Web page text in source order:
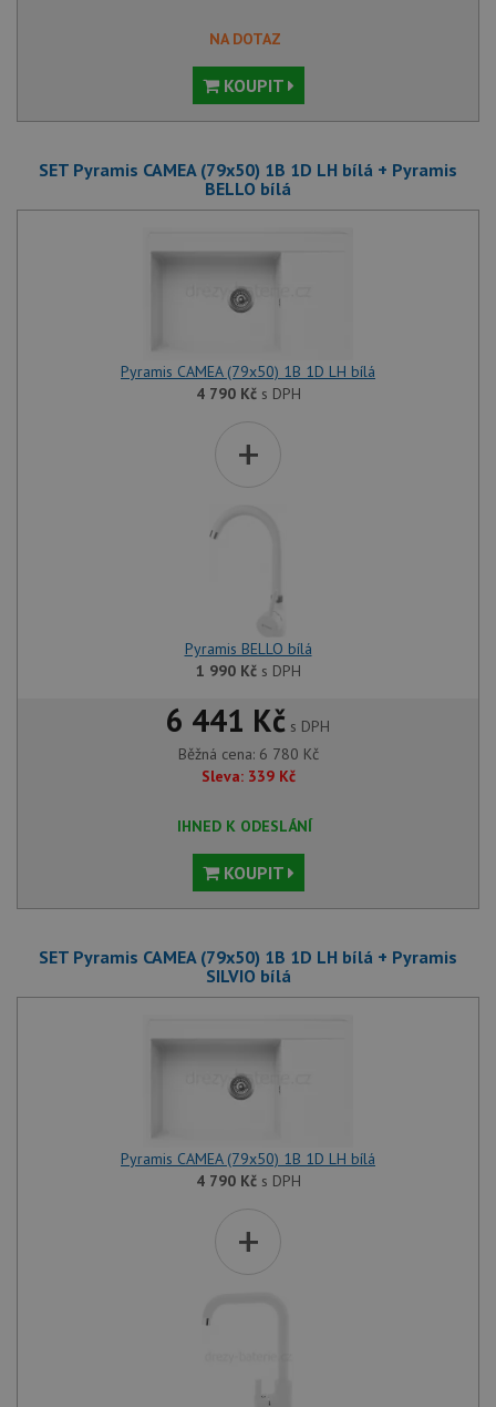
NA DOTAZ
KOUPIT
SET Pyramis CAMEA (79x50) 1B 1D LH bílá + Pyramis
BELLO bílá
Pyramis CAMEA (79x50) 1B 1D LH bílá
4 790 Kčs DPH
+
Pyramis BELLO bílá
1 990 Kčs DPH
6 441 Kč s DPH
Běžná cena: 6 780 Kč
Sleva: 339 Kč
IHNED K ODESLÁNÍ
KOUPIT
SET Pyramis CAMEA (79x50) 1B 1D LH bílá + Pyramis
SILVIO bílá
Pyramis CAMEA (79x50) 1B 1D LH bílá
4 790 Kčs DPH
+